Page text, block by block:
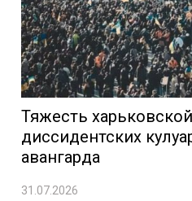
Тяжесть
диссидентских
авангарда
31.07.2026